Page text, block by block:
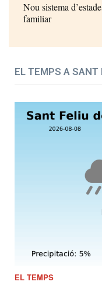
Nou sistema
familiar
EL TEMPS A SANT
EL TEMPS